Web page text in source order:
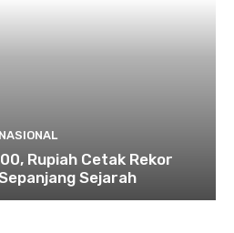
NASIONAL
Rupiah Cetak Rekor
Sejarah